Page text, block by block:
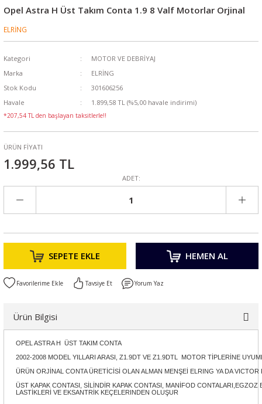
Opel Astra H Üst Takım Conta 1.9 8 Valf Motorlar Orjinal
ELRİNG
Kategori
MOTOR VE DEBRİYAJ
Marka
ELRİNG
Stok Kodu
301606256
Havale
1.899,58 TL (%5,00 havale indirimi)
*207,54 TL den başlayan taksitlerle!!
ÜRÜN FİYATI
1.999,56 TL
ADET:
SEPETE EKLE HEMEN AL
Tavsiye Et Yorum Yaz
Ürün Bilgisi
OPEL ASTRA H ÜST TAKIM CONTA
2002-2008 MODEL YILLARI ARASI, Z1.9DT VE Z1.9DTL MOTOR TİPLERİNE
ÜRÜN ORJİNAL CONTA ÜRETİCİSİ OLAN ALMAN MENŞEİ ELRING YA DA VICTOR
ÜST KAPAK CONTASI, SİLİNDİR KAPAK CONTASI, MANİFOD CONTALARI,EGZOZ
LASTİKLERİ VE EKSANTRİK KEÇELERINDEN OLUŞUR